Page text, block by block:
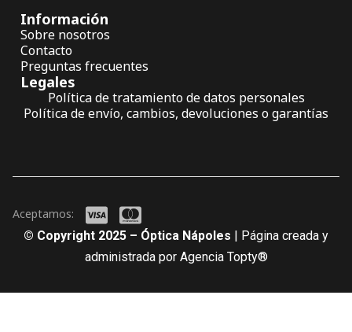
Información
Sobre nosotros
Contacto
Preguntas frecuentes
Legales
Política de tratamiento de datos personales
Política de envío, cambios, devoluciones o garantías
© Copyright 2025 – Óptica Nápoles | Página creada y
administrada por Agencia Topty®
Aceptamos: